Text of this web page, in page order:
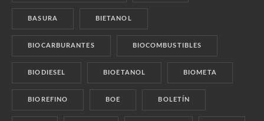
BASURA BIETANOL
BIOCARBURANTES BIOCOMBUSTIBLES
BIODIESEL BIOETANOL BIOMETA
BIOREFINO BOE BOLETÍN